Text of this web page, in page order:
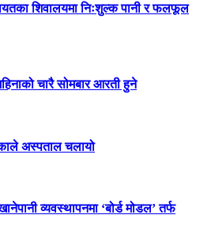
शिवालयमा निःशुल्क पानी र फलफूल
चारै सोमबार आरती हुने
अस्पताल चलायो
व्यवस्थापनमा ‘बोर्ड मोडल’ तर्फ